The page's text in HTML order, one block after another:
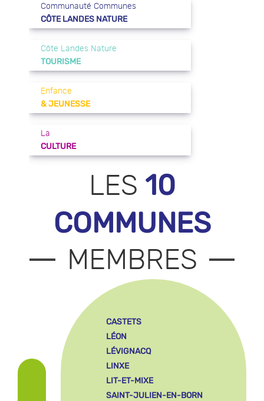
Communauté Communes
CÔTE LANDES NATURE
Côte Landes Nature
TOURISME
Enfance
& JEUNESSE
La
CULTURE
LES 10
COMMUNES
MEMBRES
CASTETS
LÉON
LÉVIGNACQ
LINXE
LIT-ET-MIXE
SAINT-JULIEN-EN-BORN